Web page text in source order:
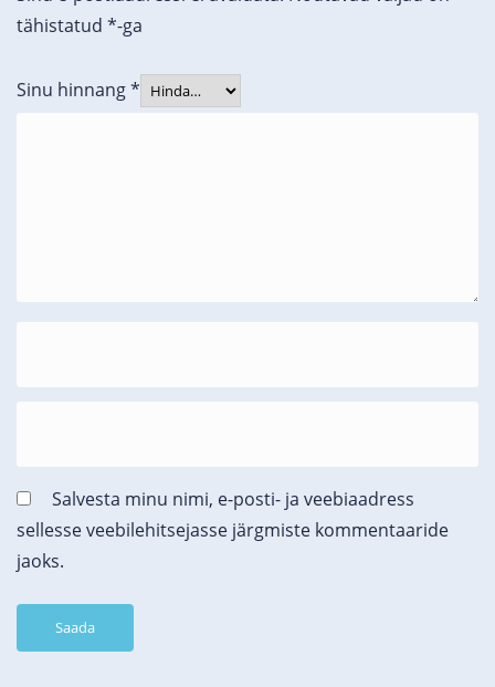
tähistatud *-ga
Sinu hinnang*
Salvesta minu nimi, e-posti- ja veebiaadress
sellesse veebilehitsejasse järgmiste kommentaaride
jaoks.